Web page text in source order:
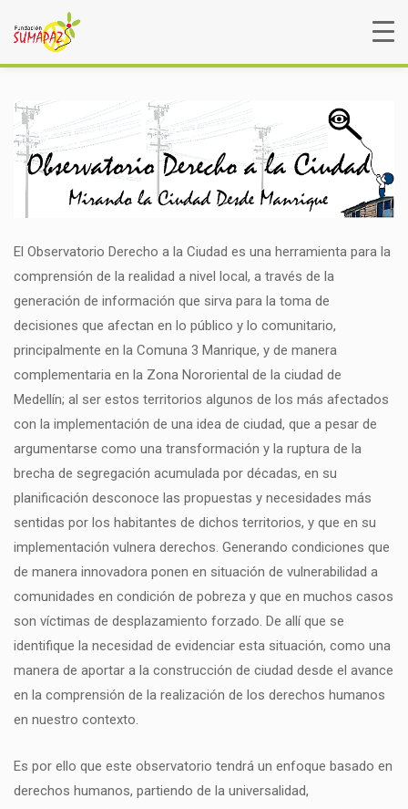
El Observatorio Derecho a la Ciudad es una herramienta para la
comprensión de la realidad a nivel local, a través de la
generación de información que sirva para la toma de
decisiones que afectan en lo público y lo comunitario,
principalmente en la Comuna 3 Manrique, y de manera
complementaria en la Zona Nororiental de la ciudad de
Medellín; al ser estos territorios algunos de los más afectados
con la implementación de una idea de ciudad, que a pesar de
argumentarse como una transformación y la ruptura de la
brecha de segregación acumulada por décadas, en su
planificación desconoce las propuestas y necesidades más
sentidas por los habitantes de dichos territorios, y que en su
implementación vulnera derechos. Generando condiciones que
de manera innovadora ponen en situación de vulnerabilidad a
comunidades en condición de pobreza y que en muchos casos
son víctimas de desplazamiento forzado. De allí que se
identifique la necesidad de evidenciar esta situación, como una
manera de aportar a la construcción de ciudad desde el avance
en la comprensión de la realización de los derechos humanos
en nuestro contexto.
Es por ello que este observatorio tendrá un enfoque basado en
derechos humanos, partiendo de la universalidad,